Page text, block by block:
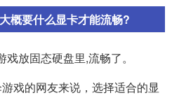
概要什么显卡才能流畅?
放固态硬盘里,流畅了。
戏的网友来说，选择适合的显